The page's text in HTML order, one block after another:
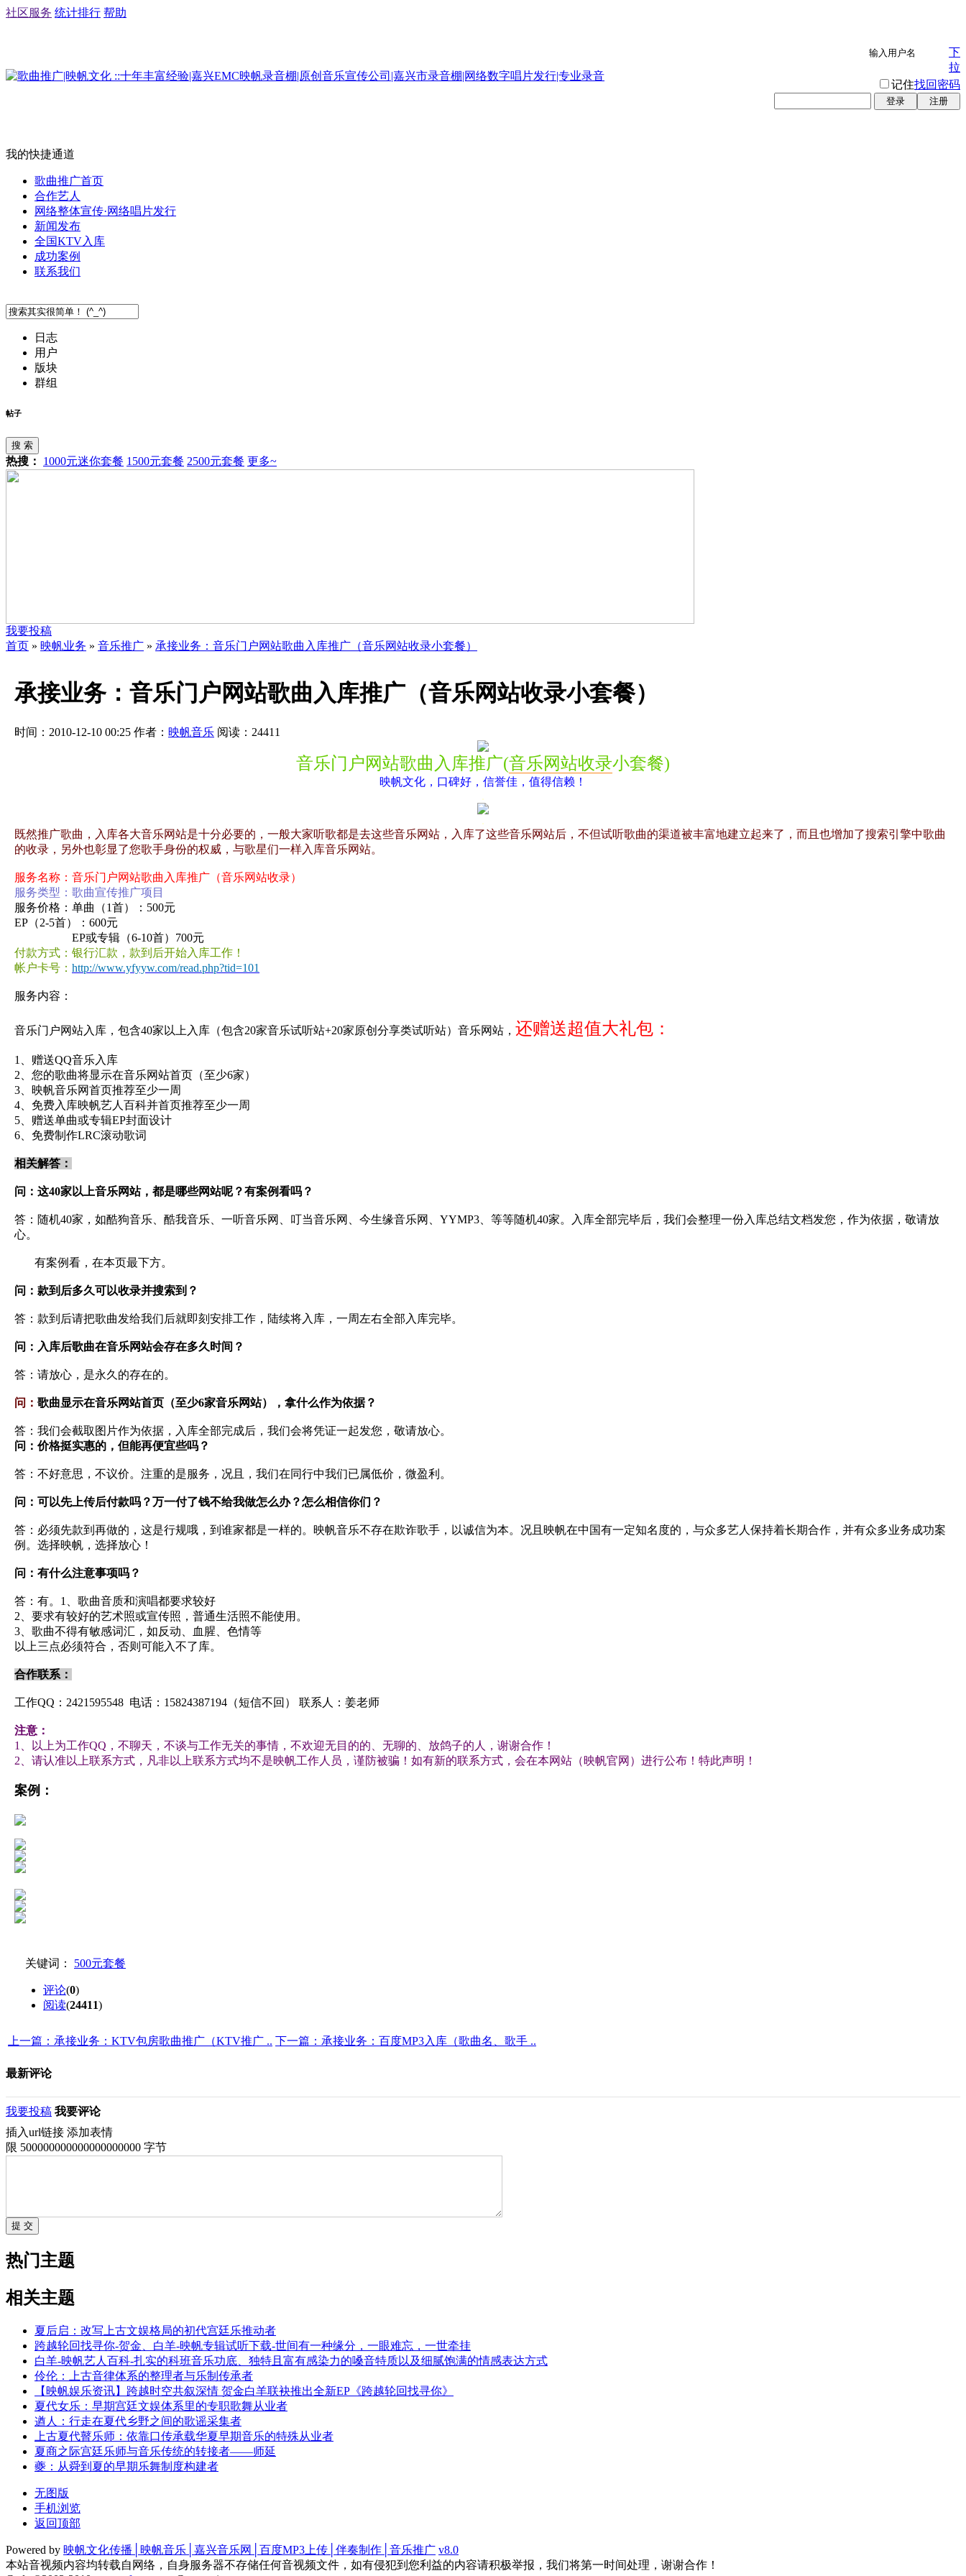
社区服务 统计排行 帮助
下
拉
记住找回密码
登录 注册
我的快捷通道
歌曲推广首页
合作艺人
网络整体宣传·网络唱片发行
新闻发布
全国KTV入库
成功案例
联系我们
日志
用户
版块
群组
帖子
搜 索
热搜： 1000元迷你套餐 1500元套餐 2500元套餐 更多~
我要投稿
首页 » 映帆业务 » 音乐推广 » 承接业务：音乐门户网站歌曲入库推广（音乐网站收录小套餐）
承接业务：音乐门户网站歌曲入库推广（音乐网站收录小套餐）
时间：2010-12-10 00:25 作者： 映帆音乐 阅读： 24411
音乐门户网站歌曲入库推广(音乐网站收录小套餐)
映帆文化，口碑好，信誉佳，值得信赖！
.
.
既然推广歌曲，入库各大音乐网站是十分必要的，一般大家听歌都是去这些音乐网站，入库了这些音乐网站后，不但试听歌曲的渠道被丰富地建立起来了，而且也增加了搜索引擎中歌曲
的收录，另外也彰显了您歌手身份的权威，与歌星们一样入库音乐网站。
服务名称：音乐门户网站歌曲入库推广（音乐网站收录）
服务类型：歌曲宣传推广项目
服务价格：单曲（1首）：500元
EP（2-5首）：600元
EP或专辑（6-10首）700元
付款方式：银行汇款，款到后开始入库工作！
帐户卡号： http://www.yfyyw.com/read.php?tid=101
服务内容：
音乐门户网站入库，包含40家以上入库（包含20家音乐试听站+20家原创分享类试听站）音乐网站， 还赠送超值大礼包：
1、赠送QQ音乐入库
2、您的歌曲将显示在音乐网站首页（至少6家）
3、映帆音乐网首页推荐至少一周
4、免费入库映帆艺人百科并首页推荐至少一周
5、赠送单曲或专辑EP封面设计
6、免费制作LRC滚动歌词
相关解答：
问：这40家以上音乐网站，都是哪些网站呢？有案例看吗？
答：随机40家，如酷狗音乐、酷我音乐、一听音乐网、叮当音乐网、今生缘音乐网、YYMP3、等等随机40家。入库全部完毕后，我们会整理一份入库总结文档发您，作为依据，敬请放
心。
有案例看，在本页最下方。
问：款到后多久可以收录并搜索到？
答：款到后请把歌曲发给我们后就即刻安排工作，陆续将入库，一周左右全部入库完毕。
问：入库后歌曲在音乐网站会存在多久时间？
答：请放心，是永久的存在的。
问： 歌曲显示在音乐网站首页（至少6家音乐网站），拿什么作为依据？
答：我们会截取图片作为依据，入库全部完成后，我们会将凭证一起发您，敬请放心。
问：价格挺实惠的，但能再便宜些吗？
答：不好意思，不议价。注重的是服务，况且，我们在同行中我们已属低价，微盈利。
问：可以先上传后付款吗？万一付了钱不给我做怎么办？怎么相信你们？
答：必须先款到再做的，这是行规哦，到谁家都是一样的。映帆音乐不存在欺诈歌手，以诚信为本。况且映帆在中国有一定知名度的，与众多艺人保持着长期合作，并有众多业务成功案
例。选择映帆，选择放心！
问：有什么注意事项吗？
答：有。1、歌曲音质和演唱都要求较好
2、要求有较好的艺术照或宣传照，普通生活照不能使用。
3、歌曲不得有敏感词汇，如反动、血腥、色情等
以上三点必须符合，否则可能入不了库。
合作联系：
工作QQ：2421595548 电话：15824387194（短信不回） 联系人：姜老师
注意：
1、以上为工作QQ，不聊天，不谈与工作无关的事情，不欢迎无目的的、无聊的、放鸽子的人，谢谢合作！
2、 请认准以上联系方式，凡非以上联系方式均不是映帆工作人员，谨防被骗！如有新的联系方式，会在本网站（映帆官网）进行公布！特此声明！
案例：
关键词： 500元套餐
评论(0)
阅读(24411)
上一篇：承接业务：KTV包房歌曲推广（KTV推广 .. 下一篇：承接业务：百度MP3入库（歌曲名、歌手 ..
最新评论
我要投稿 我要评论
插入url链接 添加表情
限 500000000000000000000 字节
热门主题
相关主题
夏后启：改写上古文娱格局的初代宫廷乐推动者
跨越轮回找寻你-贺金、白羊-映帆专辑试听下载-世间有一种缘分，一眼难忘，一世牵挂
白羊-映帆艺人百科-扎实的科班音乐功底、独特且富有感染力的嗓音特质以及细腻饱满的情感表达方式
伶伦：上古音律体系的整理者与乐制传承者
【映帆娱乐资讯】跨越时空共叙深情 贺金白羊联袂推出全新EP《跨越轮回找寻你》
夏代女乐：早期宫廷文娱体系里的专职歌舞从业者
遒人：行走在夏代乡野之间的歌谣采集者
上古夏代瞽乐师：依靠口传承载华夏早期音乐的特殊从业者
夏商之际宫廷乐师与音乐传统的转接者——师延
夔：从舜到夏的早期乐舞制度构建者
无图版
手机浏览
返回顶部
Powered by 映帆文化传播│映帆音乐│嘉兴音乐网│百度MP3上传│伴奏制作│音乐推广 v8.0
本站音视频内容均转载自网络，自身服务器不存储任何音视频文件，如有侵犯到您利益的内容请积极举报，我们将第一时间处理，谢谢合作！